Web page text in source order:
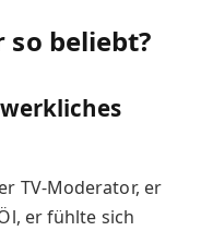
beliebt?
TV-Moderator, er
er fühlte sich